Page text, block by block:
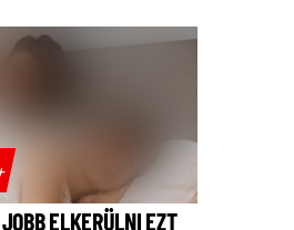
ELKERÜLNI EZT